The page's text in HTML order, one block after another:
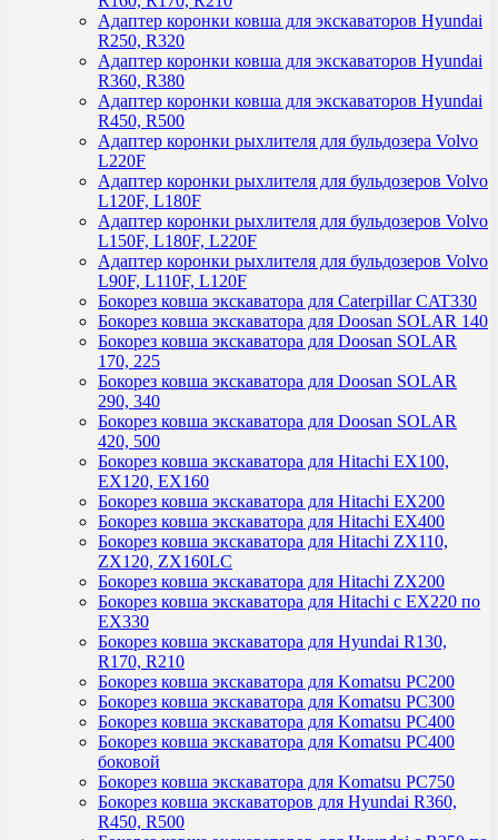
Адаптер коронки ковша для экскаваторов Hyundai
R250, R320
Адаптер коронки ковша для экскаваторов Hyundai
R360, R380
Адаптер коронки ковша для экскаваторов Hyundai
R450, R500
Адаптер коронки рыхлителя для бульдозера Volvo
L220F
Адаптер коронки рыхлителя для бульдозеров Volvo
L120F, L180F
Адаптер коронки рыхлителя для бульдозеров Volvo
L150F, L180F, L220F
Адаптер коронки рыхлителя для бульдозеров Volvo
L90F, L110F, L120F
Бокорез ковша экскаватора для Caterpillar CAT330
Бокорез ковша экскаватора для Doosan SOLAR 140
Бокорез ковша экскаватора для Doosan SOLAR
170, 225
Бокорез ковша экскаватора для Doosan SOLAR
290, 340
Бокорез ковша экскаватора для Doosan SOLAR
420, 500
Бокорез ковша экскаватора для Hitachi EX100,
EX120, EX160
Бокорез ковша экскаватора для Hitachi EX200
Бокорез ковша экскаватора для Hitachi EX400
Бокорез ковша экскаватора для Hitachi ZX110,
ZX120, ZX160LC
Бокорез ковша экскаватора для Hitachi ZX200
Бокорез ковша экскаватора для Hitachi с EX220 по
EX330
Бокорез ковша экскаватора для Hyundai R130,
R170, R210
Бокорез ковша экскаватора для Komatsu PC200
Бокорез ковша экскаватора для Komatsu PC300
Бокорез ковша экскаватора для Komatsu PC400
Бокорез ковша экскаватора для Komatsu PC400
боковой
Бокорез ковша экскаватора для Komatsu PC750
Бокорез ковша экскаваторов для Hyundai R360,
R450, R500